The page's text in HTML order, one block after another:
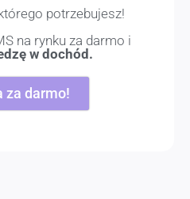
potrzebujesz!
na rynku za darmo i
w dochód.
za darmo!